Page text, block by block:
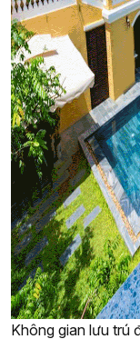
Không gian lưu trú